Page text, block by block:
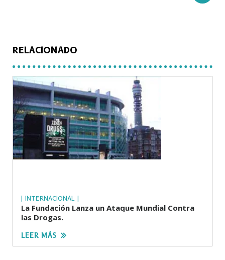
RELACIONADO
| INTERNACIONAL |
La Fundación Lanza un Ataque Mundial Contra
las Drogas.
LEER MÁS